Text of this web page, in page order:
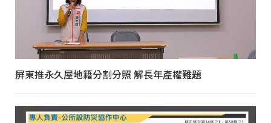
屏東推永久屋地籍分割分照 解長年產權難題